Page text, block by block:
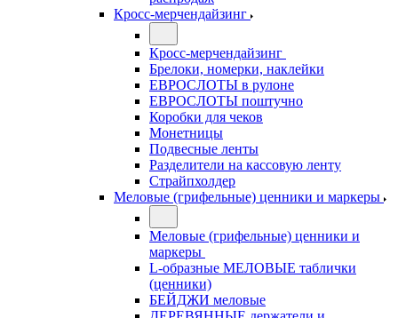
Кросс-мерчендайзинг
Кросс-мерчендайзинг
Брелоки, номерки, наклейки
ЕВРОСЛОТЫ в рулоне
ЕВРОСЛОТЫ поштучно
Коробки для чеков
Монетницы
Подвесные ленты
Разделители на кассовую ленту
Страйпхолдер
Меловые (грифельные) ценники и маркеры
Меловые (грифельные) ценники и
маркеры
L-образные МЕЛОВЫЕ таблички
(ценники)
БЕЙДЖИ меловые